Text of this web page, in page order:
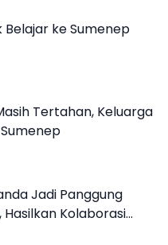
ke Sumenep
Tertahan, Keluarga
Jadi Panggung
Kolaborasi